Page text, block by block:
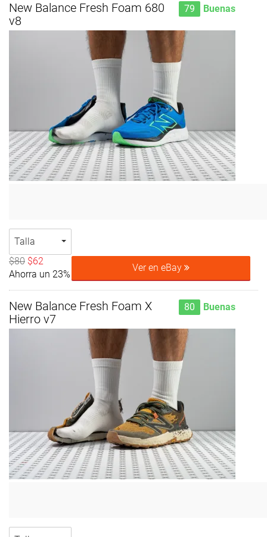
New Balance Fresh Foam 680
v8
79 Buenas
Talla
$80 $62
Ahorra un 23%
Ver en eBay
New Balance Fresh Foam X
Hierro v7
80 Buenas